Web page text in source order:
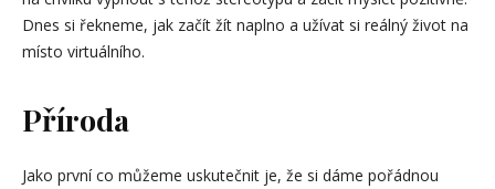
Dnes si řekneme, jak začít žít naplno a užívat si reálný život na
místo virtuálního.
Příroda
Jako první co můžeme uskutečnit je, že si dáme pořádnou